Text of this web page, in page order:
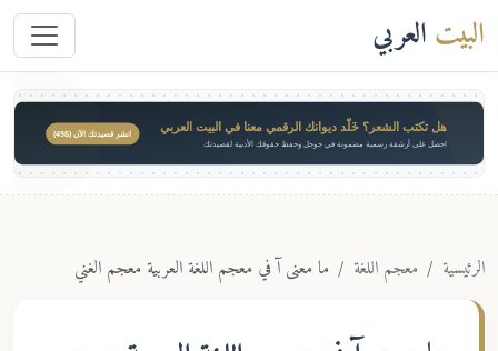
البيت العربي
هل تكتب الشعر؟ خَلّد ديوانك الرقمي معنا في البيت العربي
احصل على أرشفة رسمية مضمونة في جوجل وحفظ حقوقك الأدبية لقصيدتك
انشر قصيدتك الآن ($49)
الرئيسية معجم اللغة ما معنى آ في معجم اللغة العربية معجم الغني